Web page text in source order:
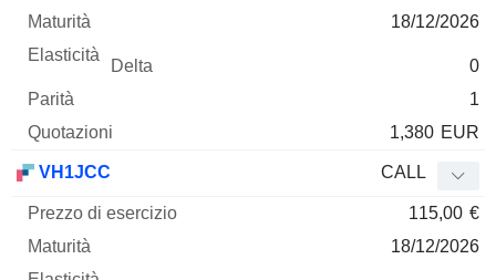
18/12/2026
0
1
1,380 EUR
VH1JCC CALL
115,00 €
18/12/2026